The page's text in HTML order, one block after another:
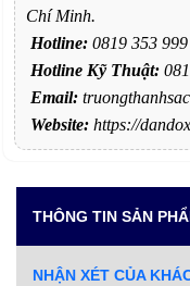
Chí Minh.
Hotline: 0819 353 999
Hotline Kỹ Thuật:
Email:
Website: https://
THÔNG TIN SẢN
NHẬN XÉT CỦA